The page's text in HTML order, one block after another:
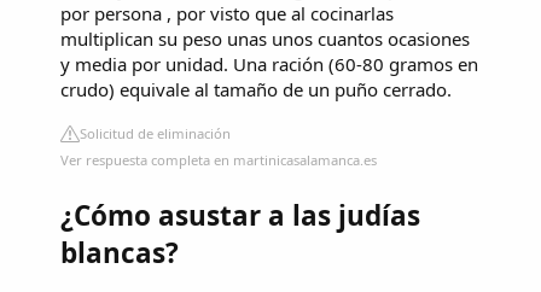
por persona , por visto que al cocinarlas
multiplican su peso unas unos cuantos ocasiones
y media por unidad. Una ración (60-80 gramos en
crudo) equivale al tamaño de un puño cerrado.
Solicitud de eliminación
Ver respuesta completa en martinicasalamanca.es
¿Cómo asustar a las judías
blancas?